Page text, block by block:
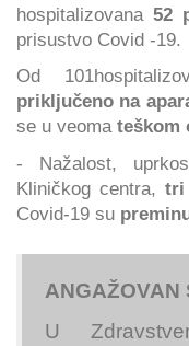
hospitalizovana 52
prisustvo Covid -19.
Od
priključeno na
se u veoma teškom
- Nažalost,
Kliničkog centra, tri
Covid-19 su
ANGAŽOVAN
U